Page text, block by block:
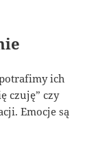
ich
czuję” czy
Emocje są